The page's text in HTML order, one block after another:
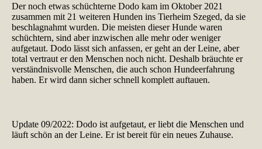
Der noch etwas schüchterne Dodo kam im Oktober 2021
zusammen mit 21 weiteren Hunden ins Tierheim Szeged, da sie
beschlagnahmt wurden. Die meisten dieser Hunde waren
schüchtern, sind aber inzwischen alle mehr oder weniger
aufgetaut. Dodo lässt sich anfassen, er geht an der Leine, aber
total vertraut er den Menschen noch nicht. Deshalb bräuchte er
verständnisvolle Menschen, die auch schon Hundeerfahrung
haben. Er wird dann sicher schnell komplett auftauen.
Update 09/2022: Dodo ist aufgetaut, er liebt die Menschen und
läuft schön an der Leine. Er ist bereit für ein neues Zuhause.